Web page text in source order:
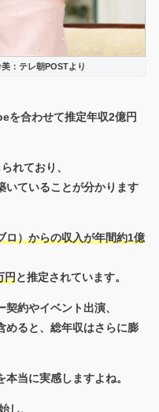
：テレ朝POSTより
を合わせて推定年収2億円
れており、
いていることが分かります
ロ）からの収入が年間約1億
円と推定されています。
約やイベント出演、
めると、総年収はさらに膨
当に実感しますよね。
し、